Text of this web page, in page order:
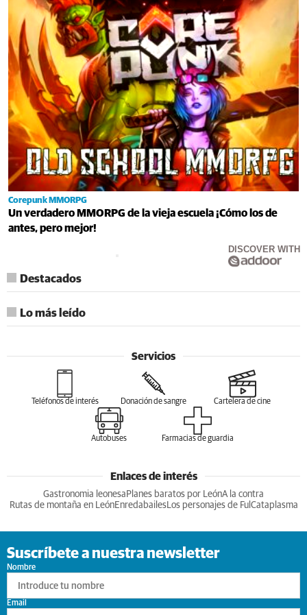
Corepunk MMORPG
Un verdadero MMORPG de la vieja escuela ¡Cómo los de
antes, pero mejor!
DISCOVER WITH
Destacados
Lo más leído
Servicios
Teléfonos de interés Donación de sangre Cartelera de cine
Autobuses Farmacias de guardia
Enlaces de interés
Gastronomia leonesa Planes baratos por LeónA la contra
Rutas de montaña en LeónEnredabailesLos personajes de Ful Cataplasma
Suscríbete a nuestra newsletter
Nombre
Email